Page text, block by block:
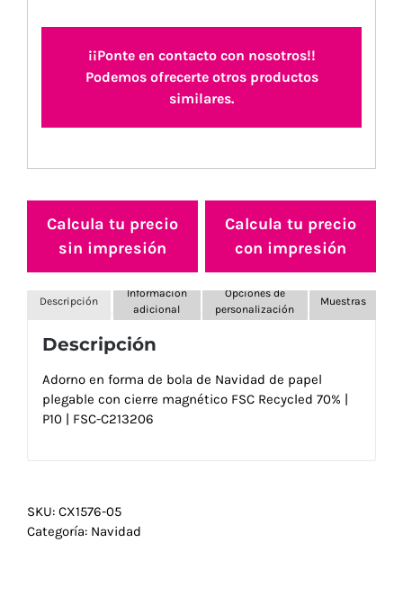
¡¡Ponte en contacto con nosotros!!
Podemos ofrecerte otros productos
similares.
Calcula tu precio
sin impresión
Calcula tu precio
con impresión
Descripción
Información
adicional
Opciones de
personalización
Muestras
Descripción
Adorno en forma de bola de Navidad de papel
plegable con cierre magnético FSC Recycled 70% |
P10 | FSC-C213206
SKU: CX1576-05
Categoría: Navidad